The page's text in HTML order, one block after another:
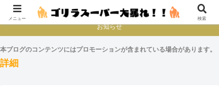
本とか映画とかゲームプレイとか
お知らせ
本ブログのコンテンツにはプロモーションが含まれている場合があります。
詳細
メニュー 検索